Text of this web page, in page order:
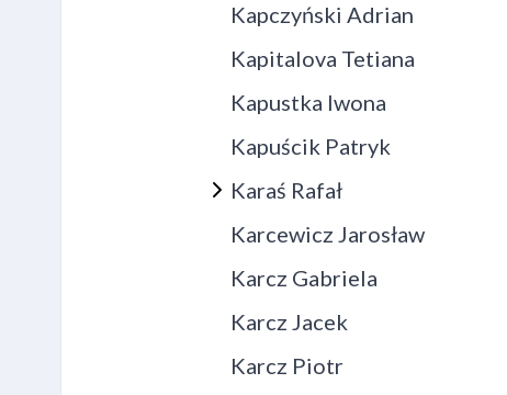
Kapczyński Adrian
Kapitalova Tetiana
Kapustka Iwona
Kapuścik Patryk
Karaś Rafał
Karcewicz Jarosław
Karcz Gabriela
Karcz Jacek
Karcz Piotr